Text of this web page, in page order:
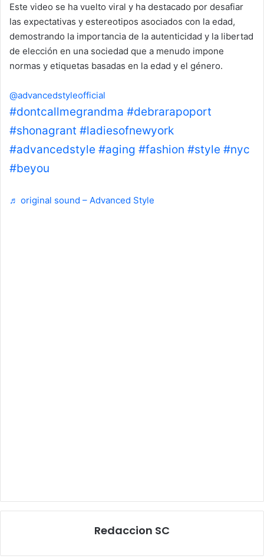
Este video se ha vuelto viral y ha destacado por desafiar
las expectativas y estereotipos asociados con la edad,
demostrando la importancia de la autenticidad y la libertad
de elección en una sociedad que a menudo impone
normas y etiquetas basadas en la edad y el género.
@advancedstyleofficial
#dontcallmegrandma #debrarapoport
#shonagrant #ladiesofnewyork
#advancedstyle #aging #fashion #style #nyc
#beyou
♬ original sound – Advanced Style
Redaccion SC